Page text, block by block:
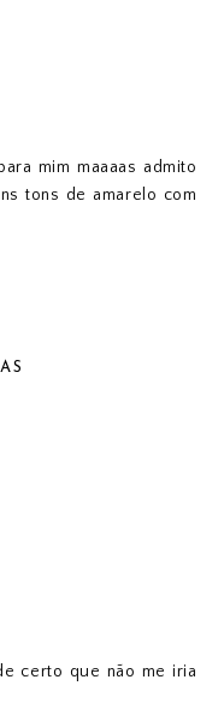
mim maaaas admito
tons de amarelo com
certo que não me iria